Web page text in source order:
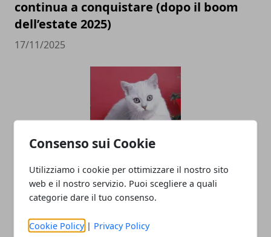
Consenso sui Cookie
Utilizziamo i cookie per ottimizzare il nostro sito
web e il nostro servizio. Puoi scegliere a quali
categorie dare il tuo consenso.
Cookie Policy | Privacy Policy
continua a conquistare (dopo il boom
dell’estate 2025)
17/11/2025
Vacanze natalizie al mare in
destinazioni da sogno. Ecco dove
18/08/2025